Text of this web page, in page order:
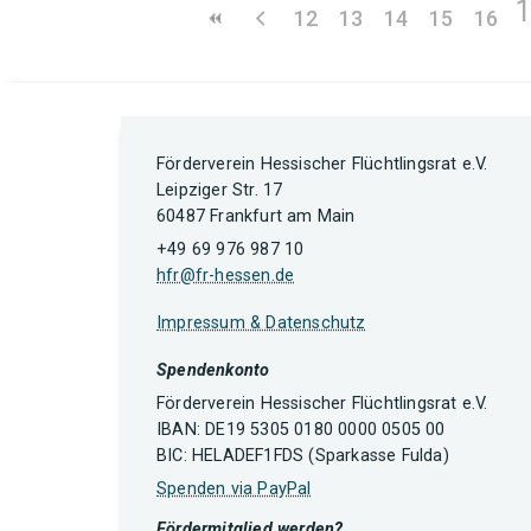
12 13 14 15 16
Förderverein Hessischer Flüchtlingsrat e.V.
Leipziger Str. 17
60487 Frankfurt am Main
+49 69 976 987 10
hfr@fr-hessen.de
Impressum & Datenschutz
Spendenkonto
Förderverein Hessischer Flüchtlingsrat e.V.
IBAN: DE19 5305 0180 0000 0505 00
BIC: HELADEF1FDS (Sparkasse Fulda)
Spenden via PayPal